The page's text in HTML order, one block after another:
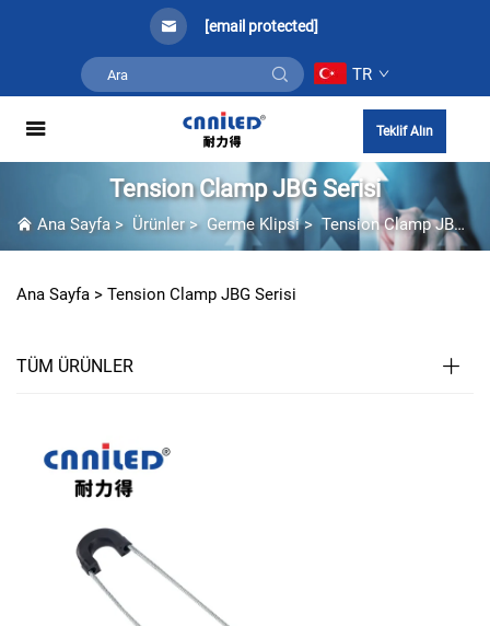
[email protected]
TR
Teklif Alın
Tension Clamp JBG Serisi
Ana Sayfa> Ürünler> Germe Klipsi>Tension Clamp JBG Serisi
Ana Sayfa > Tension Clamp JBG Serisi
TÜM ÜRÜNLER